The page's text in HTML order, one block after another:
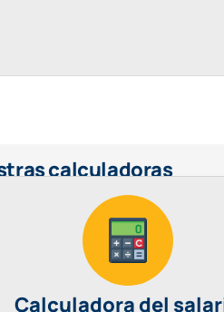
calculadoras
Calculadora del